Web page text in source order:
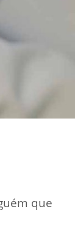
que